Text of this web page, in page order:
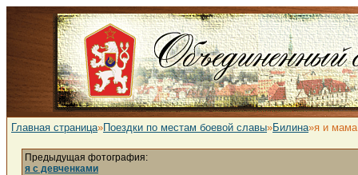
Главная страница»Поездки по местам боевой славы»Билина»я и мама
Предыдущая фотография:
я с девченками